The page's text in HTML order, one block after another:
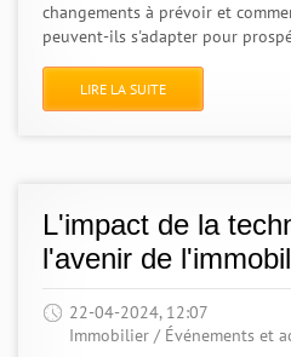
changements à prévoir et
peuvent-ils s'adapter pour
LIRE LA SUITE
L'impact de la
l'avenir de
22-04-2024, 12:07
Immobilier / Événements et